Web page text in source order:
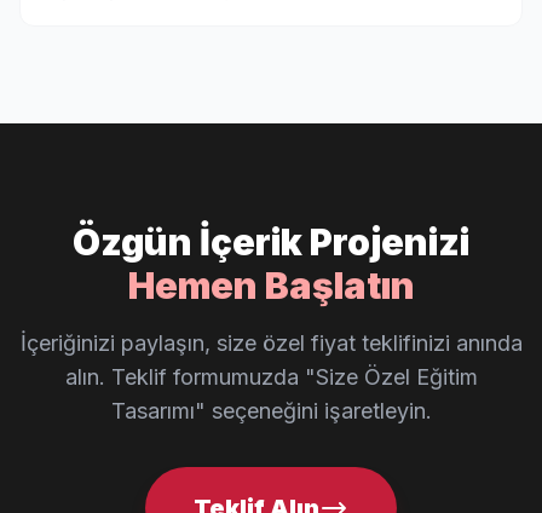
Özgün İçerik Projenizi
Hemen Başlatın
İçeriğinizi paylaşın, size özel fiyat teklifinizi anında
alın. Teklif formumuzda "Size Özel Eğitim
Tasarımı" seçeneğini işaretleyin.